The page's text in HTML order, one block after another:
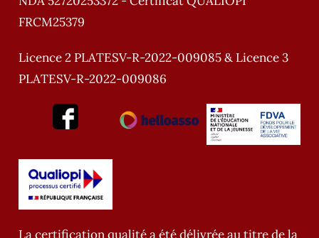
FRCM25379
Licence 2 PLATESV-R-2022-009085 & Licence 3
PLATESV-R-2022-009086
La certification qualité a été délivrée au titre de la